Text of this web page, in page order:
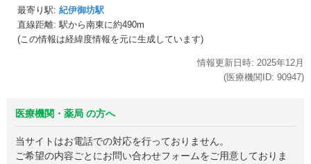
最寄り駅: 紀伊御坊駅
直線距離: 駅から南東に約490m
(この情報は経緯度情報を元に生成しています)
情報更新日時: 2025年12月
(医療機関ID: 90947)
医療機関・薬局 の方へ
当サイトはお電話での対応を行っておりません。
ご希望の内容ごとにお問い合わせフォームをご用意しておりま